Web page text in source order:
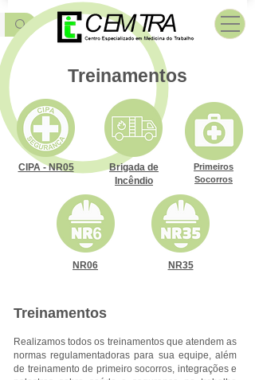
Treinamentos
CIPA - NR05
Brigada de
Incêndio
NR06 NR35
Primeiros
Socorros
Treinamentos
Realizamos todos os treinamentos que atendem as
normas regulamentadoras para sua equipe, além
de treinamento de primeiro socorros, integrações e